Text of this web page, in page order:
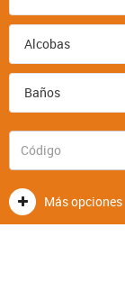
Más opciones